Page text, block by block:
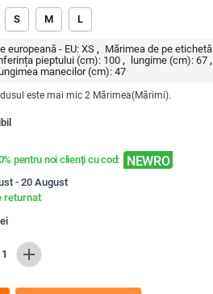
S M L
europeană - EU: XS Mărimea de pe
pieptului (cm): 100 lungime (cm): 67
manecilor (cm): 47
este mai mic 2 Mărimea(Mărimi).
pentru noi clienți cu cod: NEWRO
- 20 August
returnat
1 add